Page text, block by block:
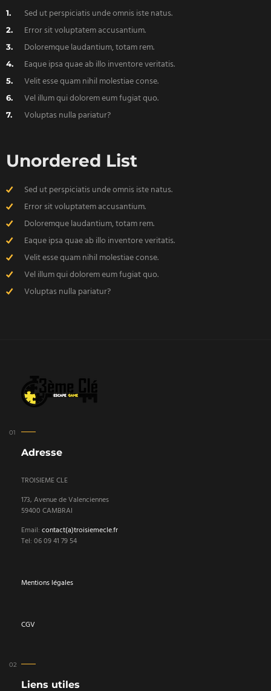
Sed ut perspiciatis unde omnis iste natus.
Error sit voluptatem accusantium.
Doloremque laudantium, totam rem.
Eaque ipsa quae ab illo inventore veritatis.
Velit esse quam nihil molestiae conse.
Vel illum qui dolorem eum fugiat quo.
Voluptas nulla pariatur?
Unordered List
Sed ut perspiciatis unde omnis iste natus.
Error sit voluptatem accusantium.
Doloremque laudantium, totam rem.
Eaque ipsa quae ab illo inventore veritatis.
Velit esse quam nihil molestiae conse.
Vel illum qui dolorem eum fugiat quo.
Voluptas nulla pariatur?
Adresse
TROISIEME CLE
173, Avenue de Valenciennes
59400 CAMBRAI
Email: contact(a)troisiemecle.fr
Tel: 06 09 41 79 54
Mentions légales
CGV
Liens utiles